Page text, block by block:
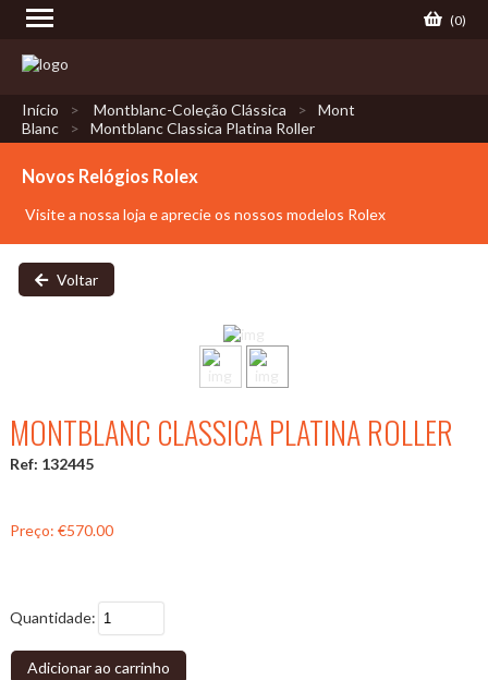
(0)
Início Montblanc-Coleção Clássica
Mont
Blanc
Montblanc Classica Platina Roller
Novos Relógios Rolex
Visite a nossa loja e aprecie os nossos modelos Rolex
Voltar
MONTBLANC CLASSICA PLATINA ROLLER
Ref: 132445
Preço: €570.00
Quantidade:
Adicionar ao carrinho